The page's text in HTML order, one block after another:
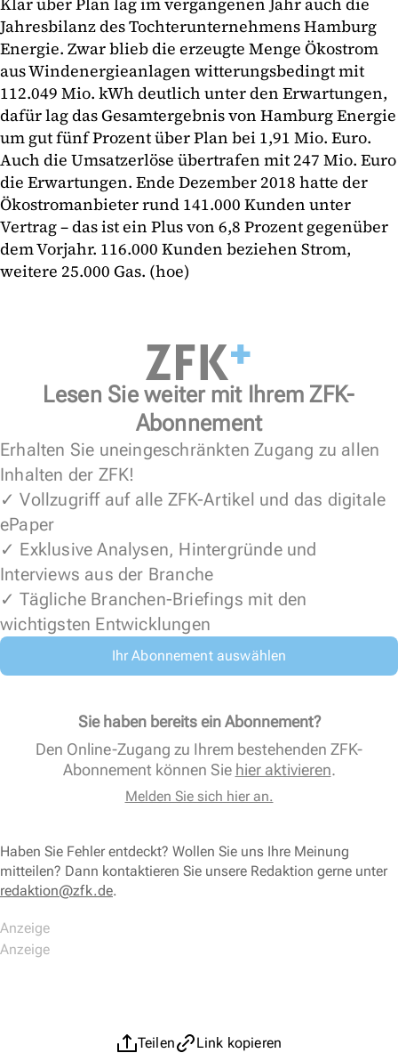
Jahresbilanz des Tochterunternehmens Hamburg
Energie. Zwar blieb die erzeugte Menge Ökostrom
aus Windenergieanlagen witterungsbedingt mit
112.049 Mio. kWh deutlich unter den Erwartungen,
dafür lag das Gesamtergebnis von Hamburg Energie
um gut fünf Prozent über Plan bei 1,91 Mio. Euro.
Auch die Umsatzerlöse übertrafen mit 247 Mio. Euro
die Erwartungen. Ende Dezember 2018 hatte der
Ökostromanbieter rund 141.000 Kunden unter
Vertrag – das ist ein Plus von 6,8 Prozent gegenüber
dem Vorjahr. 116.000 Kunden beziehen Strom,
weitere 25.000 Gas. (hoe)
Lesen Sie weiter mit Ihrem ZFK-
Abonnement
Erhalten Sie uneingeschränkten Zugang zu allen
Inhalten der ZFK!
✓ Vollzugriff auf alle ZFK-Artikel und das digitale
ePaper
✓ Exklusive Analysen, Hintergründe und
Interviews aus der Branche
✓ Tägliche Branchen-Briefings mit den
wichtigsten Entwicklungen
Ihr Abonnement auswählen
Sie haben bereits ein Abonnement?
Den Online-Zugang zu Ihrem bestehenden ZFK-
Abonnement können Sie hier aktivieren.
Melden Sie sich hier an.
Haben Sie Fehler entdeckt? Wollen Sie uns Ihre Meinung
mitteilen? Dann kontaktieren Sie unsere Redaktion gerne unter
redaktion@zfk.de.
Teilen
Link kopieren